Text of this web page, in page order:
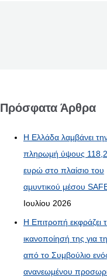
Πρόσφατα Άρθρα
Η Ελλάδα λαμβάνει
πληρωμή ύψους 118,2
ευρώ στο πλαίσιο του
αμυντικού μέσου
Ιουλίου 2026
Η Επιτροπή εκφράζει
ικανοποίησή της για
από το Συμβούλιο
ανανεωμένου